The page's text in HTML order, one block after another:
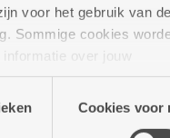
voor het gebruik van
Sommige cookies
over jouw
partners kunnen
Cookies voor